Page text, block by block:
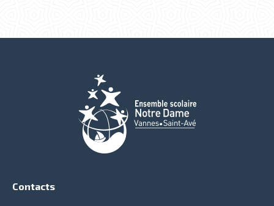
Contacts